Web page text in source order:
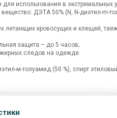
для использования в экстремальных
ДЭТА 50% (N, N-диэтил-m-
летающих кровосущих и клещей,
защита – до 5 часов;
жирных следов на одежде.
м-толуамид (50 %), спирт